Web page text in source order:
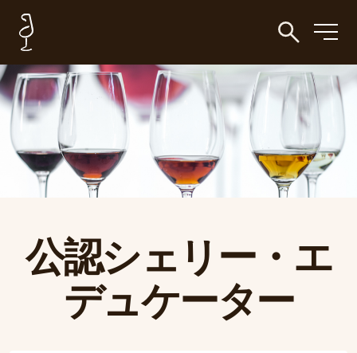
公認シェリー・エ
デュケーター